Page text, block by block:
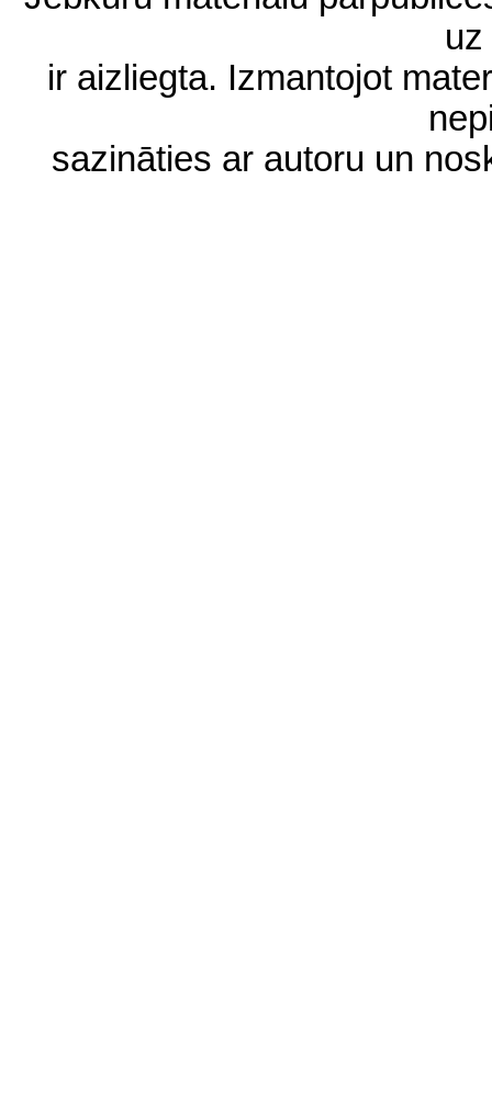
ir aizliegta. Izmantojot
sazināties ar autoru un